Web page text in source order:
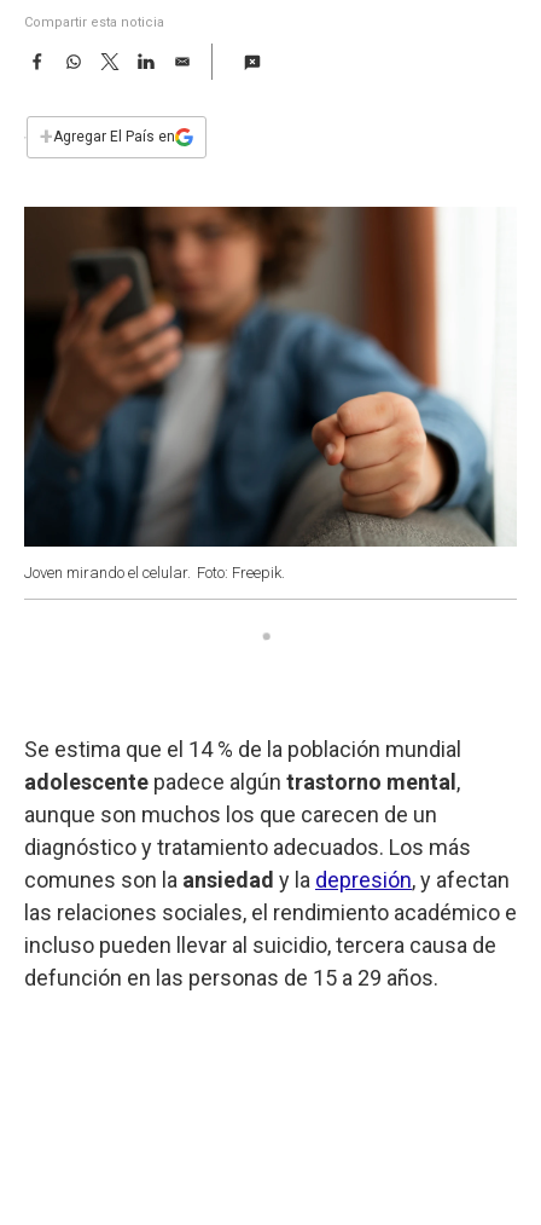
Compartir esta noticia
F
e
b
W
s
T
w
t
L
n
E
i
l
+Agregar El País en
Joven mirando el celular. Foto: Freepik.
Se estima que el 14 % de la población mundial
adolescente padece algún trastorno mental ,
aunque son muchos los que carecen de un
diagnóstico y tratamiento adecuados. Los más
comunes son la ansiedad y la depresión, y afectan
las relaciones sociales, el rendimiento académico e
incluso pueden llevar al suicidio, tercera causa de
defunción en las personas de 15 a 29 años.